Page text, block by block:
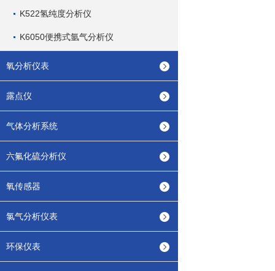
K522氢纯度分析仪
K6050便携式氩气分析仪
氧分析仪表
露点仪
气体分析系统
六氟化硫分析仪
氧传感器
氯气分析仪表
环保仪表